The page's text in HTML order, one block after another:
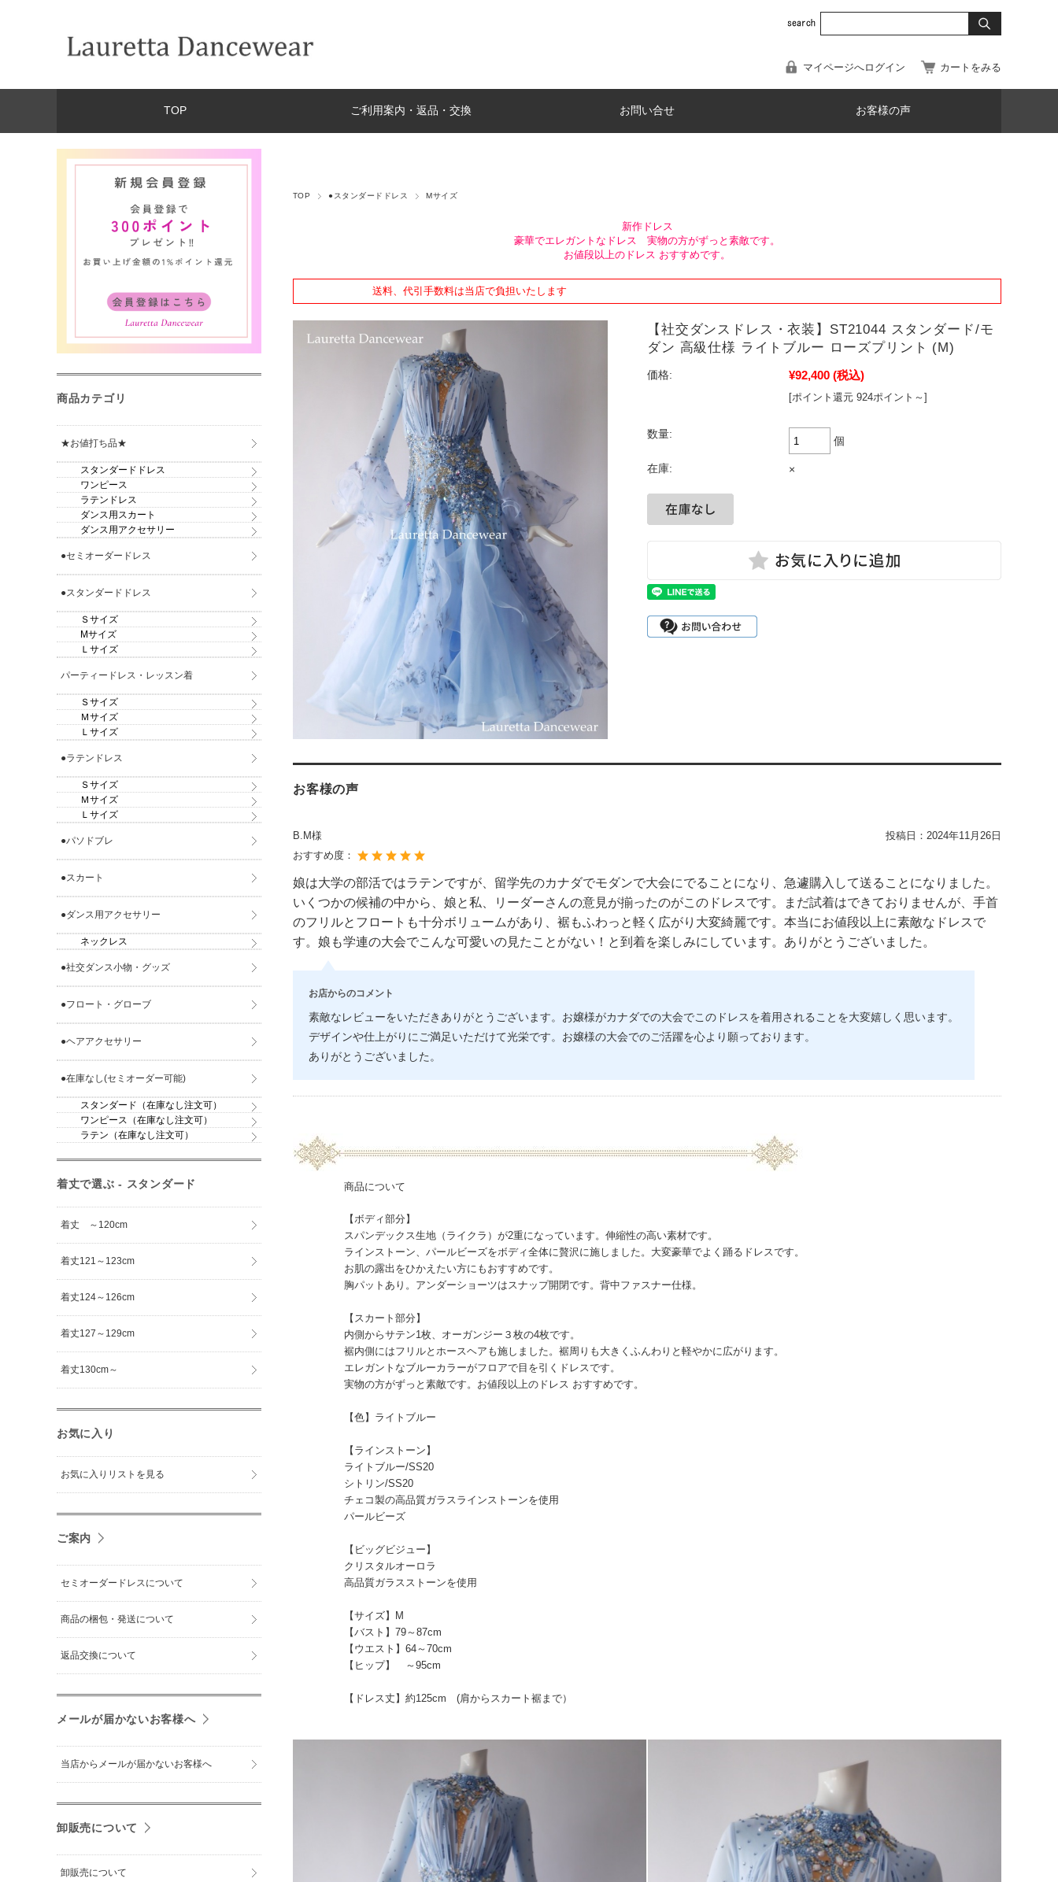
マイページへログイン カートをみる
TOP ご利用案内・返品・交換 お問い合せ お客様の声
TOP ●スタンダードドレス Mサイズ
新作ドレス
豪華でエレガントなドレス 実物の方がずっと素敵です。
お値段以上のドレス おすすめです。
送料、代引手数料は当店で負担いたします
【社交ダンスドレス・衣装】ST21044 スタンダード/モ
ダン 高級仕様 ライトブルー ローズプリント (M)
価格: ¥92,400 (税込)
[ポイント還元 924ポイント～]
数量:
個
在庫: ×
お客様の声
B.M様 投稿日： 2024年11月26日
おすすめ度：
娘は大学の部活ではラテンですが、留学先のカナダでモダンで大会にでることになり、急遽購入して送ることになりました。
いくつかの候補の中から、娘と私、リーダーさんの意見が揃ったのがこのドレスです。まだ試着はできておりませんが、手首
のフリルとフロートも十分ボリュームがあり、裾もふわっと軽く広がり大変綺麗です。本当にお値段以上に素敵なドレスで
す。娘も学連の大会でこんな可愛いの見たことがない！と到着を楽しみにしています。ありがとうございました。
お店からのコメント
素敵なレビューをいただきありがとうございます。お嬢様がカナダでの大会でこのドレスを着用されることを大変嬉しく思います。
デザインや仕上がりにご満足いただけて光栄です。お嬢様の大会でのご活躍を心より願っております。
ありがとうございました。
商品について
【ボディ部分】
スパンデックス生地（ライクラ）が2重になっています。伸縮性の高い素材です。
ラインストーン、パールビーズをボディ全体に贅沢に施しました。大変豪華でよく踊るドレスです。
お肌の露出をひかえたい方にもおすすめです。
胸パットあり。アンダーショーツはスナップ開閉です。背中ファスナー仕様。
【スカート部分】
内側からサテン1枚、オーガンジー３枚の4枚です。
裾内側にはフリルとホースヘアも施しました。裾周りも大きくふんわりと軽やかに広がります。
エレガントなブルーカラーがフロアで目を引くドレスです。
実物の方がずっと素敵です。お値段以上のドレス おすすめです。
【色】ライトブルー
【ラインストーン】
ライトブルー/SS20
シトリン/SS20
チェコ製の高品質ガラスラインストーンを使用
パールビーズ
【ビッグビジュー】
クリスタルオーロラ
高品質ガラスストーンを使用
【サイズ】M
【バスト】79～87cm
【ウエスト】64～70cm
【ヒップ】 ～95cm
【ドレス丈】約125cm (肩からスカート裾まで）
商品カテゴリ
★お値打ち品★
スタンダードドレス
ワンピース
ラテンドレス
ダンス用スカート
ダンス用アクセサリー
●セミオーダードレス
●スタンダードドレス
Ｓサイズ
Mサイズ
Ｌサイズ
パーティードレス・レッスン着
Ｓサイズ
Ｍサイズ
Ｌサイズ
●ラテンドレス
Ｓサイズ
Ｍサイズ
Ｌサイズ
●パソドブレ
●スカート
●ダンス用アクセサリー
ネックレス
●社交ダンス小物・グッズ
●フロート・グローブ
●ヘアアクセサリー
●在庫なし(セミオーダー可能)
スタンダード（在庫なし注文可）
ワンピース（在庫なし注文可）
ラテン（在庫なし注文可）
着丈で選ぶ - スタンダード
着丈 ～120cm
着丈121～123cm
着丈124～126cm
着丈127～129cm
着丈130cm～
お気に入り
お気に入りリストを見る
ご案内
セミオーダードレスについて
商品の梱包・発送について
返品交換について
メールが届かないお客様へ
当店からメールが届かないお客様へ
卸販売について
卸販売について